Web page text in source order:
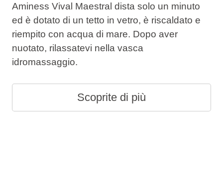
Aminess Vival Maestral dista solo un minuto
ed è dotato di un tetto in vetro, è riscaldato e
riempito con acqua di mare. Dopo aver
nuotato, rilassatevi nella vasca
idromassaggio.
Scoprite di più